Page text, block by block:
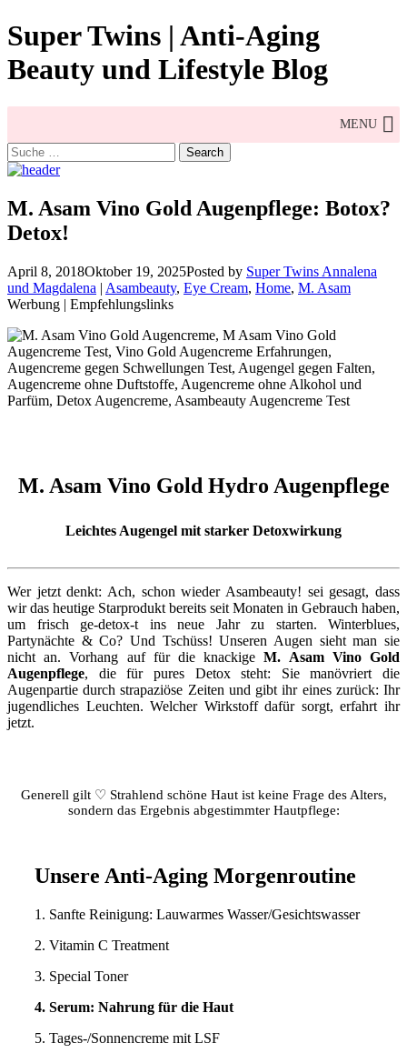
Skip
to
content
Super Twins | Anti-Aging
Beauty und Lifestyle Blog
MENU
Search
for:
M. Asam Vino Gold Augenpflege: Botox?
Detox!
April 8, 2018Oktober 19, 2025Posted by Super Twins Annalena
und Magdalena | Asambeauty, Eye Cream, Home, M. Asam
Werbung | Empfehlungslinks
M. Asam Vino Gold Hydro Augenpflege
Leichtes Augengel mit starker Detoxwirkung
Wer jetzt denkt: Ach, schon wieder Asambeauty! sei gesagt, dass
wir das heutige Starprodukt bereits seit Monaten in Gebrauch haben,
um frisch ge-detox-t ins neue Jahr zu starten. Winterblues,
Partynächte & Co? Und Tschüss! Unseren Augen sieht man sie
nicht an. Vorhang auf für die knackigeM. Asam Vino Gold
Augenpflege, die für pures Detox steht: Sie manövriert die
Augenpartie durch strapaziöse Zeiten und gibt ihr eines zurück: Ihr
jugendliches Leuchten. Welcher Wirkstoff dafür sorgt, erfahrt ihr
jetzt.
Generell gilt ♡ Strahlend schöne Haut ist keine Frage des Alters,
sondern das Ergebnis abgestimmter Hautpflege:
Unsere Anti-Aging Morgenroutine
1. Sanfte Reinigung: Lauwarmes Wasser/Gesichtswasser
2. Vitamin C Treatment
3. Special Toner
4. Serum: Nahrung für die Haut
5. Tages-/Sonnencreme mit LSF